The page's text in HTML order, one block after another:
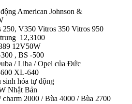
American Johnson &
V350 Vitros 350 Vitros 950
12,3100
12V50W
, BS -500
/ Liba / Opel của Đức
XL-640
hóa tự động
Nhật Bản
charm 2000 / Bùa 4000 / Bùa 2700